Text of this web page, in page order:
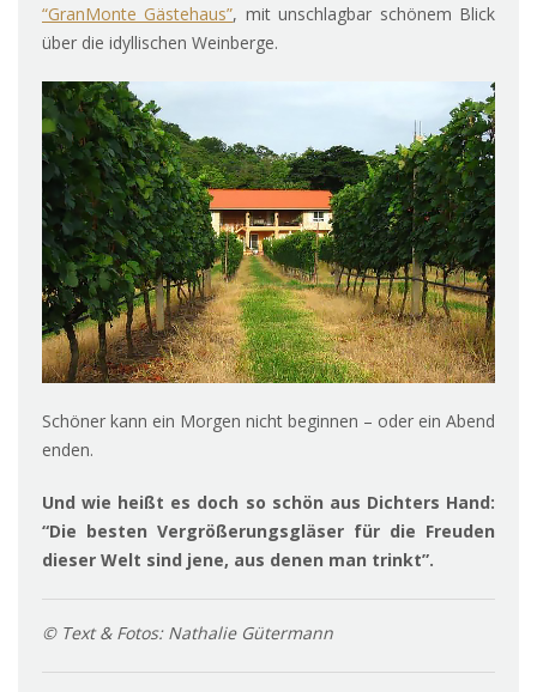
“GranMonte Gästehaus”, mit unschlagbar schönem Blick
über die idyllischen Weinberge.
Schöner kann ein Morgen nicht beginnen – oder ein Abend
enden.
Und wie heißt es doch so schön aus Dichters Hand:
“Die besten Vergrößerungsgläser für die Freuden
dieser Welt sind jene, aus denen man trinkt”.
© Text & Fotos: Nathalie Gütermann